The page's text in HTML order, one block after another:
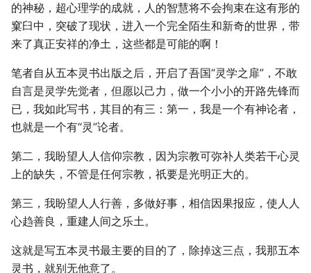
的神秘，超心理学的成就，人的智慧将不会拘束在这有形的
窠臼中，突破了现状，进入一个完全陌生和新奇的世界，带
来了真正安祥的净土，这些都是可能的啊！
笔者自从五本灵书出版之后，开启了吾国“灵学之扉”，不敢
自言是灵学先觉者，但愿以己力，做一个小小的开路先锋而
已，我如此写书，其目的有三：第一，我是一个有神论者，
也就是一个有“灵”论者。
第二，我盼望人人信仰宗教，因为宗教可弥补人类若干心灵
上的缺失，不管是任何宗教，祇要是光明正大的。
第三，我盼望人人行善，多做好事，相信因果报应，使人人
心趋善良，重建人间之乐土。
这就是写五本灵书最主要的目的了，除掉这三点，我那五本
灵书，就别无他意了。